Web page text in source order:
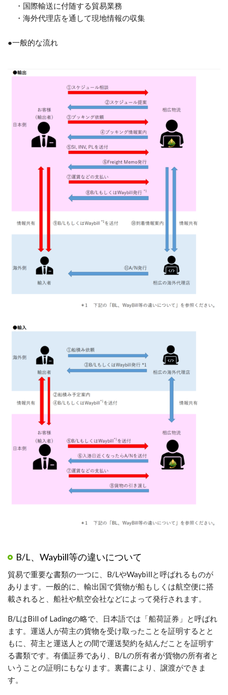
・国際輸送に付随する貿易業務
・海外代理店を通して現地情報の収集
●一般的な流れ
B/L、Waybill等の違いについて
貿易で重要な書類の一つに、B/LやWaybillと呼ばれるものが
あります。一般的に、輸出国で貨物が船もしくは航空便に搭
載されると、船社や航空会社などによって発行されます。
B/LはBill of Ladingの略で、日本語では「船荷証券」と呼ばれ
ます。運送人が荷主の貨物を受け取ったことを証明するとと
もに、荷主と運送人との間で運送契約を結んだことを証明す
る書類です。有価証券であり、B/Lの所有者が貨物の所有者と
いうことの証明にもなります。裏書により、譲渡ができま
す。